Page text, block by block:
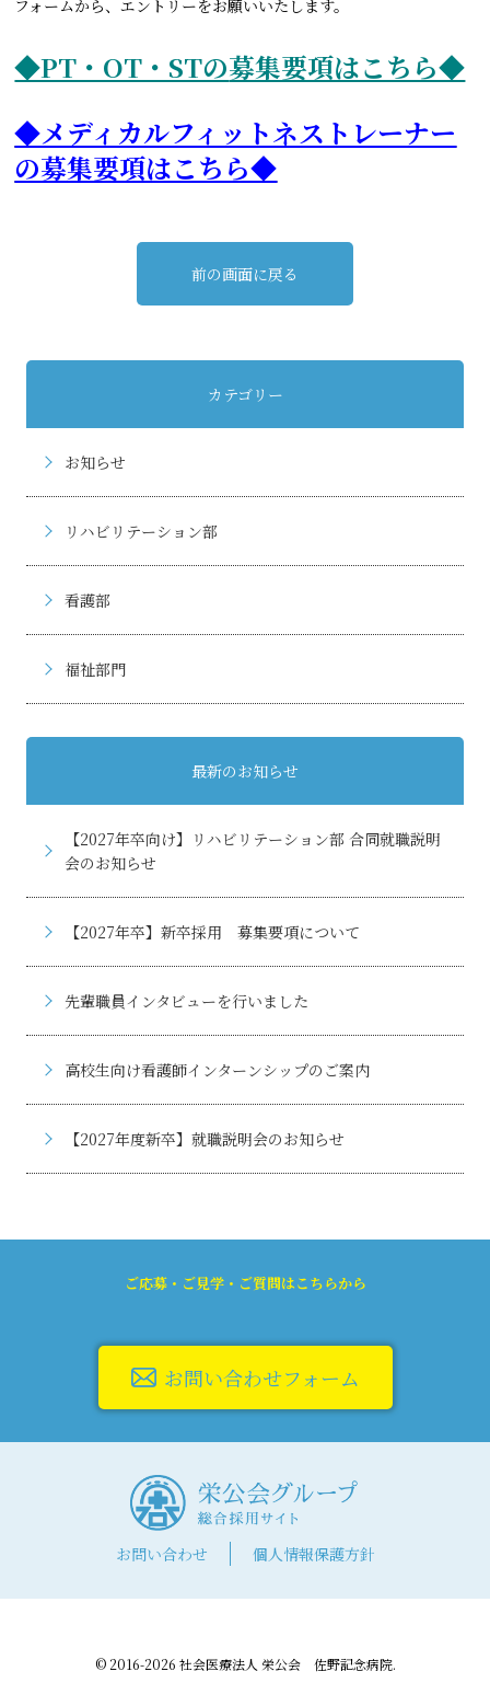
フォームから、エントリーをお願いいたします。
◆PT・OT・STの募集要項はこちら◆
◆メディカルフィットネストレーナー
の募集要項はこちら◆
前の画面に戻る
カテゴリー
お知らせ
リハビリテーション部
看護部
福祉部門
最新のお知らせ
【2027年卒向け】リハビリテーション部 合同就職説明
会のお知らせ
【2027年卒】新卒採用 募集要項について
先輩職員インタビューを行いました
高校生向け看護師インターンシップのご案内
【2027年度新卒】就職説明会のお知らせ
ご応募・ご見学・ご質問はこちらから
お問い合わせフォーム
お問い合わせ 個人情報保護方針
© 2016-2026 社会医療法人 栄公会 佐野記念病院.